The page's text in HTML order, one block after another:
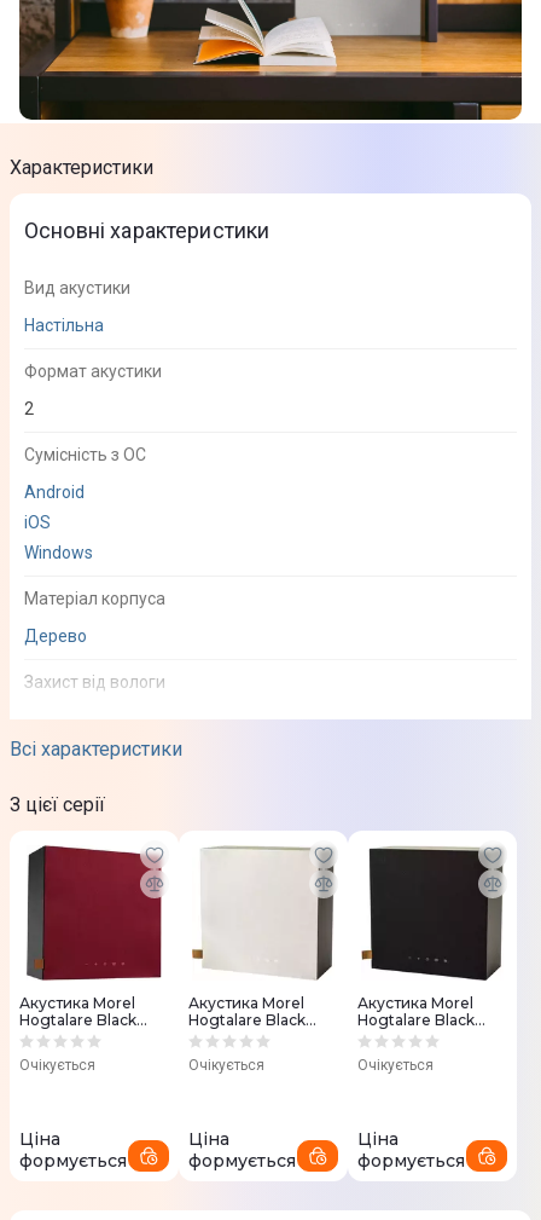
Характеристики
Всі характеристики
Основні характеристики
Вид акустики
Настільна
Формат акустики
2
Сумісність з ОС
Android
iOS
Windows
Матеріал корпуса
Дерево
Захист від вологи
Ні
Наявність підсвітки
Ні
Колір моделі
Якість аудіо
Відтворення аудіо
Bluetooth 4.2
Wi-Fi
100 Вт
Мінімальна відтворювана частота
З цієї серії
Акустика Morel
Hogtalare Black
Cabinet With Red
Очікується
Ціна
формується
Акустика Morel
Hogtalare Black
Cabinet With White
Очікується
Ціна
формується
Акустика Morel
Hogtalare Black
Cabinet With Black
Очікується
Ціна
формується